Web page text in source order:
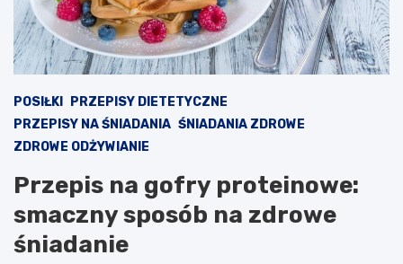
POSIŁKI
PRZEPISY DIETETYCZNE
PRZEPISY NA ŚNIADANIA ŚNIADANIA ZDROWE
ZDROWE ODŻYWIANIE
Przepis na gofry proteinowe:
smaczny sposób na zdrowe
śniadanie